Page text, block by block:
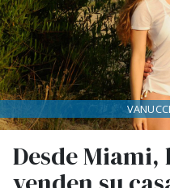
Desde